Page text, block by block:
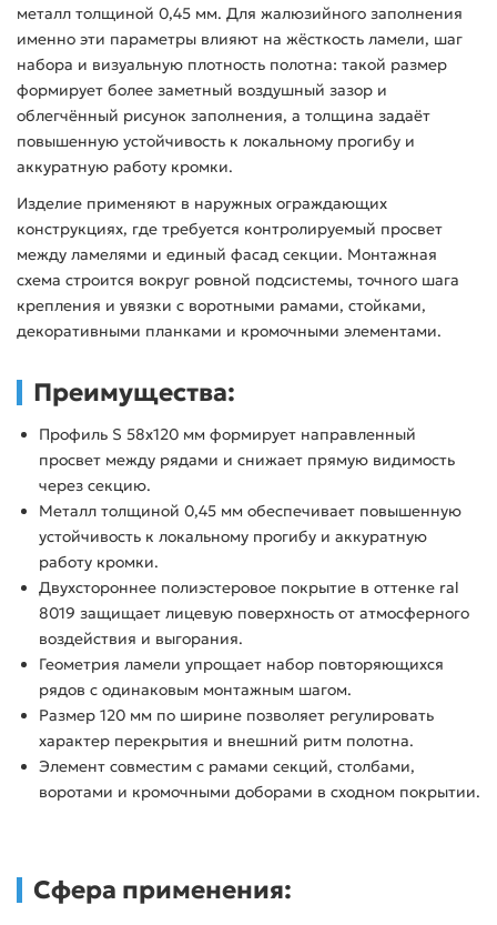
металл толщиной 0,45 мм. Для жалюзийного заполнения
именно эти параметры влияют на жёсткость ламели, шаг
набора и визуальную плотность полотна: такой размер
формирует более заметный воздушный зазор и
облегчённый рисунок заполнения, а толщина задаёт
повышенную устойчивость к локальному прогибу и
аккуратную работу кромки.
Изделие применяют в наружных ограждающих
конструкциях, где требуется контролируемый просвет
между ламелями и единый фасад секции. Монтажная
схема строится вокруг ровной подсистемы, точного шага
крепления и увязки с воротными рамами, стойками,
декоративными планками и кромочными элементами.
Преимущества:
Профиль S 58х120 мм формирует направленный
просвет между рядами и снижает прямую видимость
через секцию.
Металл толщиной 0,45 мм обеспечивает повышенную
устойчивость к локальному прогибу и аккуратную
работу кромки.
Двухстороннее полиэстеровое покрытие в оттенке ral
8019 защищает лицевую поверхность от атмосферного
воздействия и выгорания.
Геометрия ламели упрощает набор повторяющихся
рядов с одинаковым монтажным шагом.
Размер 120 мм по ширине позволяет регулировать
характер перекрытия и внешний ритм полотна.
Элемент совместим с рамами секций, столбами,
воротами и кромочными доборами в сходном покрытии.
Сфера применения: